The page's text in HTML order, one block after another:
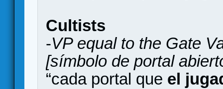
Cultists
-VP equal to the Gate
[símbolo de portal
“cada portal que el